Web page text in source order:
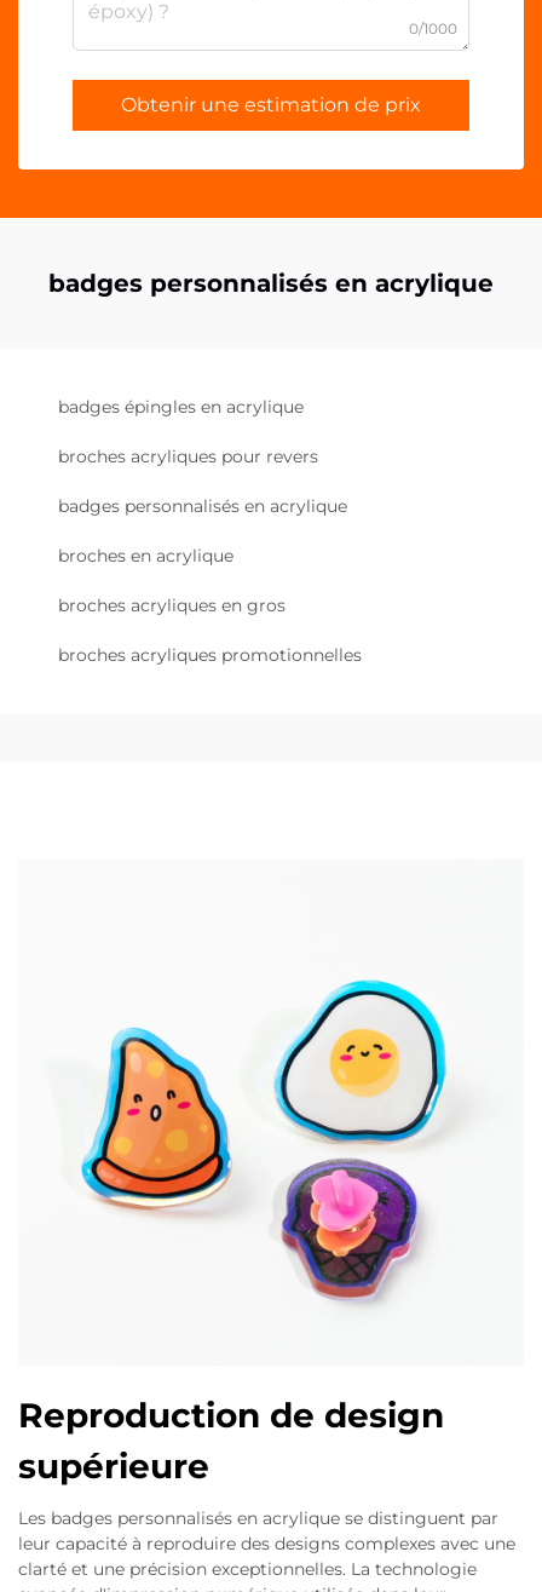
0/1000
Obtenir une estimation de prix
badges personnalisés en acrylique
badges épingles en acrylique
broches acryliques pour revers
badges personnalisés en acrylique
broches en acrylique
broches acryliques en gros
broches acryliques promotionnelles
Reproduction de design
supérieure
Les badges personnalisés en acrylique se distinguent par
leur capacité à reproduire des designs complexes avec une
clarté et une précision exceptionnelles. La technologie